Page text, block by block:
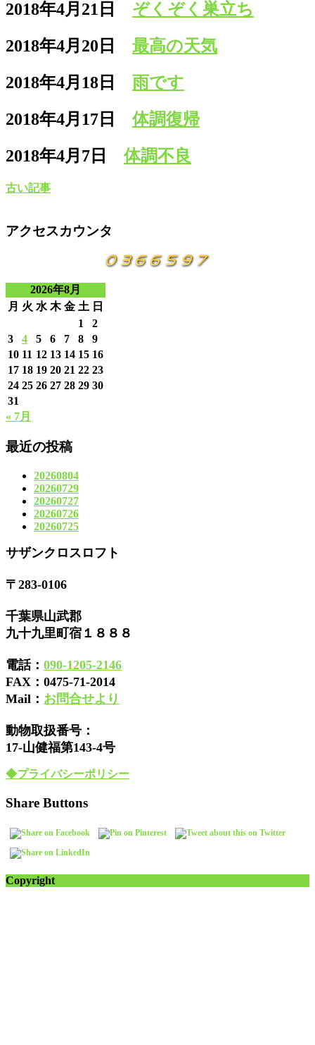
2018年4月21日 ぞくぞく巣立ち
2018年4月20日 最高の天気
2018年4月18日 雨です
2018年4月17日 体調復帰
2018年4月7日 体調不良
古い記事
アクセスカウンタ
2026年8月
月 火 水 木 金 土 日
1
2
3
4 5 6 7 8
9
10 11 12 13 14 15 16
17 18 19 20 21 22 23
24 25 26 27 28 29 30
31
« 7月
最近の投稿
20260804
20260729
20260727
20260726
20260725
サザンクロスロフト
〒283-0106
千葉県山武郡
九十九里町宿１８８８
電話： 090-1205-2146
FAX： 0475-71-2014
Mail： お問合せより
動物取扱番号：
17-山健福第143-4号
◆プライバシーポリシー
Share Buttons
Copyright